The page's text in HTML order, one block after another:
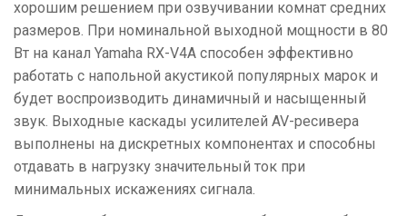
хорошим решением при озвучивании комнат средних
размеров. При номинальной выходной мощности в 80
Вт на канал Yamaha RX-V4A способен эффективно
работать с напольной акустикой популярных марок и
будет воспроизводить динамичный и насыщенный
звук. Выходные каскады усилителей AV-ресивера
выполнены на дискретных компонентах и способны
отдавать в нагрузку значительный ток при
минимальных искажениях сигнала.